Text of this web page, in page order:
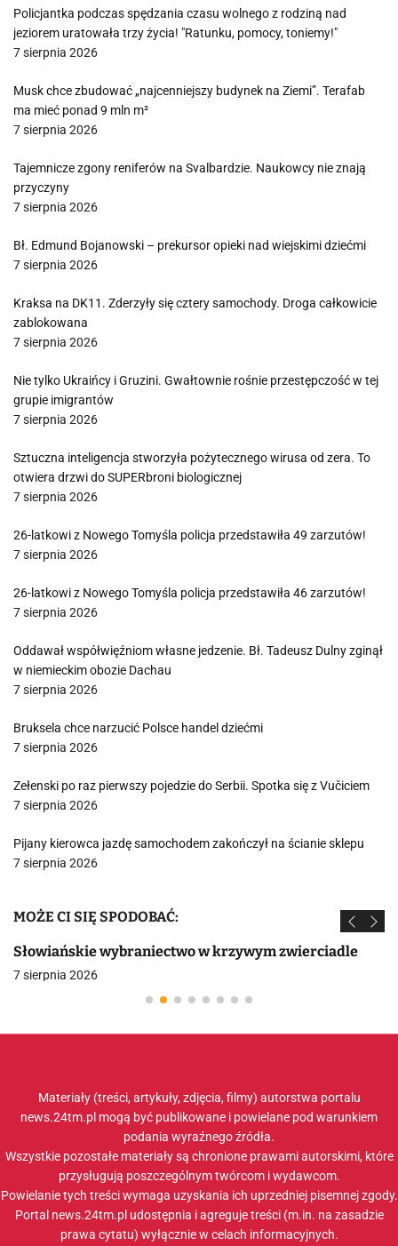
Policjantka podczas spędzania czasu wolnego z rodziną nad
jeziorem uratowała trzy życia! "Ratunku, pomocy, toniemy!"
7 sierpnia 2026
Musk chce zbudować „najcenniejszy budynek na Ziemi”. Terafab
ma mieć ponad 9 mln m²
7 sierpnia 2026
Tajemnicze zgony reniferów na Svalbardzie. Naukowcy nie znają
przyczyny
7 sierpnia 2026
Bł. Edmund Bojanowski – prekursor opieki nad wiejskimi dziećmi
7 sierpnia 2026
Kraksa na DK11. Zderzyły się cztery samochody. Droga całkowicie
zablokowana
7 sierpnia 2026
Nie tylko Ukraińcy i Gruzini. Gwałtownie rośnie przestępczość w tej
grupie imigrantów
7 sierpnia 2026
Sztuczna inteligencja stworzyła pożytecznego wirusa od zera. To
otwiera drzwi do SUPERbroni biologicznej
7 sierpnia 2026
26-latkowi z Nowego Tomyśla policja przedstawiła 49 zarzutów!
7 sierpnia 2026
26-latkowi z Nowego Tomyśla policja przedstawiła 46 zarzutów!
7 sierpnia 2026
Oddawał współwięźniom własne jedzenie. Bł. Tadeusz Dulny zginął
w niemieckim obozie Dachau
7 sierpnia 2026
Bruksela chce narzucić Polsce handel dziećmi
7 sierpnia 2026
Zełenski po raz pierwszy pojedzie do Serbii. Spotka się z Vučiciem
7 sierpnia 2026
Pijany kierowca jazdę samochodem zakończył na ścianie sklepu
7 sierpnia 2026
MOŻE CI SIĘ SPODOBAĆ:
Słowiańskie wybraniectwo w krzywym zwierciadle
7 sierpnia 2026
Materiały (treści, artykuły, zdjęcia, filmy) autorstwa portalu
news.24tm.pl mogą być publikowane i powielane pod warunkiem
podania wyraźnego źródła.
Wszystkie pozostałe materiały są chronione prawami autorskimi, które
przysługują poszczególnym twórcom i wydawcom.
Powielanie tych treści wymaga uzyskania ich uprzedniej pisemnej zgody.
Portal news.24tm.pl udostępnia i agreguje treści (m.in. na zasadzie
prawa cytatu) wyłącznie w celach informacyjnych.